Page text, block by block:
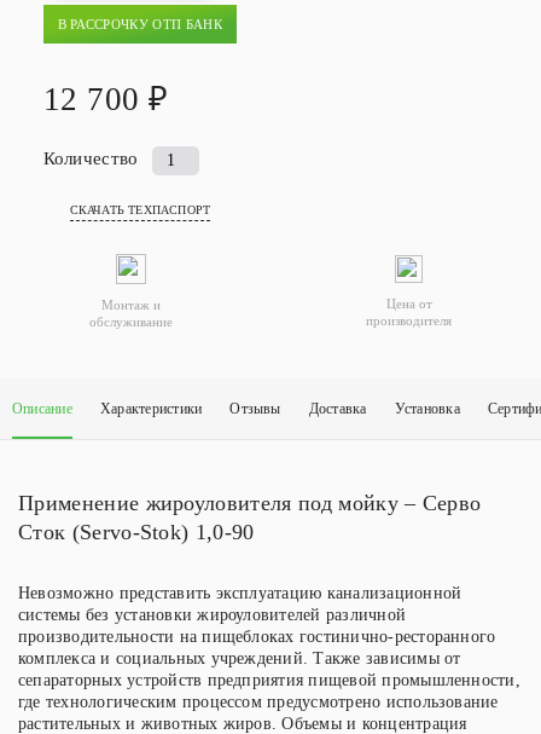
В РАССРОЧКУ ОТП БАНК
12 700 ₽
Количество Количество
Жироуловитель
мойку
Серво-
Сток
СКАЧАТЬ ТЕХПАСПОРТ
Монтаж и
обслуживание
Цена от
производителя
Описание Характеристики Отзывы Доставка Установка
Применение жироуловителя под мойку – Серво
Сток (Servo-Stok) 1,0-90
Невозможно представить эксплуатацию канализационной
системы без установки жироуловителей различной
производительности на пищеблоках гостинично-ресторанного
комплекса и социальных учреждений. Также зависимы от
сепараторных устройств предприятия пищевой промышленности,
где технологическим процессом предусмотрено использование
растительных и животных жиров. Объемы и концентрация